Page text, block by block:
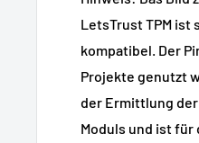
LetsTrust TPM ist
kompatibel. Der
Projekte genutzt
der Ermittlung
Moduls und ist